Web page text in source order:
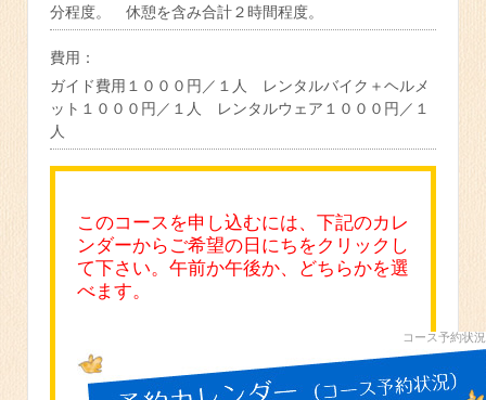
分程度。 休憩を含み合計２時間程度。
費用：
ガイド費用１０００円／１人 レンタルバイク＋ヘルメ
ット１０００円／１人 レンタルウェア１０００円／１
人
このコースを申し込むには、下記のカレ
ンダーからご希望の日にちをクリックし
て下さい。午前か午後か、どちらかを選
べます。
コース予約状況